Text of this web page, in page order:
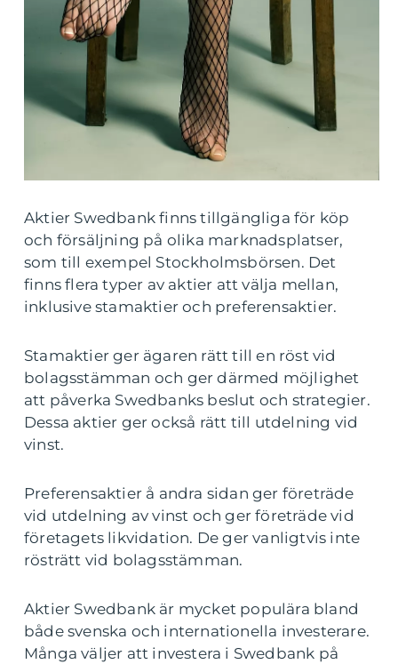
Aktier Swedbank finns tillgängliga för köp
och försäljning på olika marknadsplatser,
som till exempel Stockholmsbörsen. Det
finns flera typer av aktier att välja mellan,
inklusive stamaktier och preferensaktier.
Stamaktier ger ägaren rätt till en röst vid
bolagsstämman och ger därmed möjlighet
att påverka Swedbanks beslut och strategier.
Dessa aktier ger också rätt till utdelning vid
vinst.
Preferensaktier å andra sidan ger företräde
vid utdelning av vinst och ger företräde vid
företagets likvidation. De ger vanligtvis inte
rösträtt vid bolagsstämman.
Aktier Swedbank är mycket populära bland
både svenska och internationella investerare.
Många väljer att investera i Swedbank på